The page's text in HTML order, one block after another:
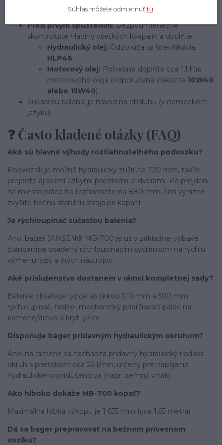
pomoci zdvíhacieho zariadenia.
Pred prvým spustením:Bezpodmienečne
skontrolujte hladiny všetkých kvapalín a doplňte:
Hydraulický olej: Odporúča sa špecifikácia
HLP46.
Motorový olej: Potrebné doplňte cca 1,1 litra
motorového oleja (odporúčaná viskozita 10W40
alebo 15W40).
Súčasťou balenia je návod na obsluhu (v nemeckom
jazyku).
❓ Často kladené otázky (FAQ)
Aké sú hlavné výhody roztiahnuteľného podvozku?
Podvozok je možné hydraulicky zúžiť na 720 mm, takže
prejdete aj veľmi úzkymi priestormi a dverami. Po prejdení
na miesto práce ho roztiahnete na 880 mm, čím výrazne
zvýšite bočnú stabilitu stroja pri kopaní.
Je rýchloupínač súčasťou balenia?
Áno, bager JANSEN® MB-700 je už v základnej výbave
štandardne osadený rýchloupínacím systémom na rýchlu
výmenu lyžíc a iných nástrojov.
Aké príslušenstvo dostanem v rámci kompletnej sady?
Balenie obsahuje lyžice so šírkou 310 mm a 500 mm,
rýchloupínač, hrable, mechanický pridržiavací palec na
kamene/drevo a kryt lyžice.
Disponuje bager prídavným hydraulickým okruhom?
Áno, na ramene sa nachádza prídavný hydraulický riadiaci
okruh s prietokom cca 22 l/min, určený pre napájanie
hydraulického príslušenstva (napr. zemný vrták).
Ako hlboko dokáže MB-700 kopať?
Maximálna hĺbka výkopu je 1 655 mm (cca 1,65 metra).
Dá sa bager prepravovať na bežnom prívesnom
vozíku?
Súhlas môžete odmietnuť tu.